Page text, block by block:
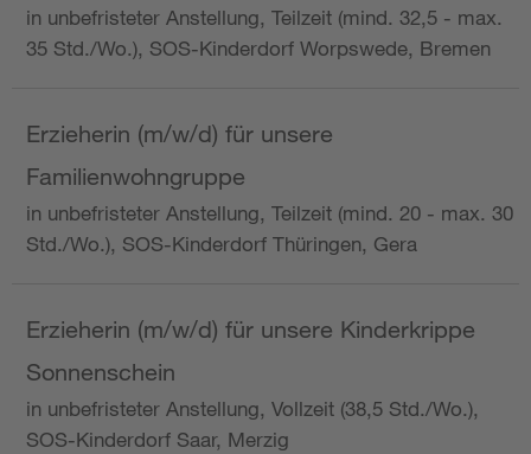
in unbefristeter Anstellung, Teilzeit (mind. 32,5 - max.
35 Std./Wo.), SOS-Kinderdorf Worpswede, Bremen
Erzieherin (m/w/d) für unsere
Familienwohngruppe
in unbefristeter Anstellung, Teilzeit (mind. 20 - max. 30
Std./Wo.), SOS-Kinderdorf Thüringen, Gera
Erzieherin (m/w/d) für unsere Kinderkrippe
Sonnenschein
in unbefristeter Anstellung, Vollzeit (38,5 Std./Wo.),
SOS-Kinderdorf Saar, Merzig